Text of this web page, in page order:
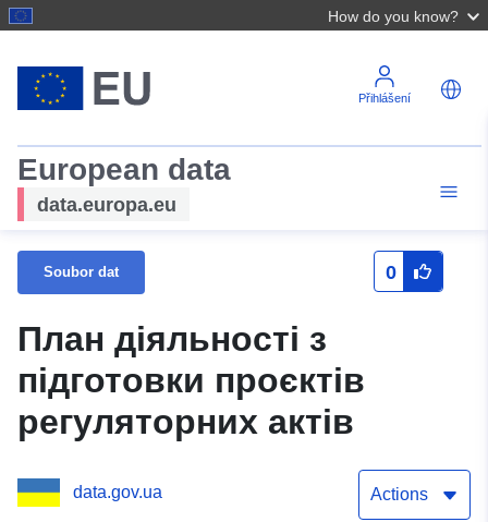
How do you know?
Přihlášení
European data
data.europa.eu
Soubor dat 0
План діяльності з
підготовки проєктів
регуляторних актів
data.gov.ua Actions